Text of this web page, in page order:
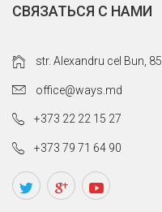
СВЯЗАТЬСЯ С НАМИ
str. Alexandru cel Bun, 85
office@ways.md
+373 22 22 15 27
+373 79 71 64 90